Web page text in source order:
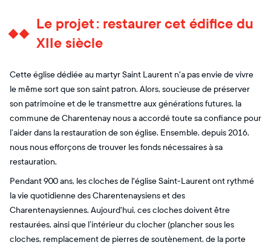
Le projet : restaurer cet édifice du
XIIe siècle
Cette église dédiée au martyr Saint Laurent n'a pas envie de vivre
le même sort que son saint patron. Alors, soucieuse de préserver
son patrimoine et de le transmettre aux générations futures, la
commune de Charentenay nous a accordé toute sa confiance pour
l’aider dans la restauration de son église. Ensemble, depuis 2016,
nous nous efforçons de trouver les fonds nécessaires à sa
restauration.
Pendant 900 ans, les cloches de l'église Saint-Laurent ont rythmé
la vie quotidienne des Charentenaysiens et des
Charentenaysiennes. Aujourd'hui, ces cloches doivent être
restaurées, ainsi que l’intérieur du clocher (plancher sous les
cloches, remplacement de pierres de soutènement, de la porte